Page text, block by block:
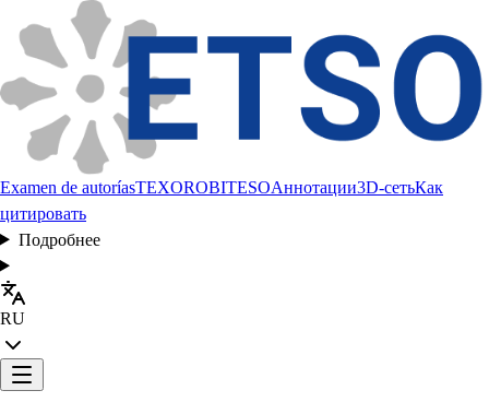
Examen de autoríasTEXOROBITESOАннотации3D-сетьКак
цитировать
Подробнее
RU